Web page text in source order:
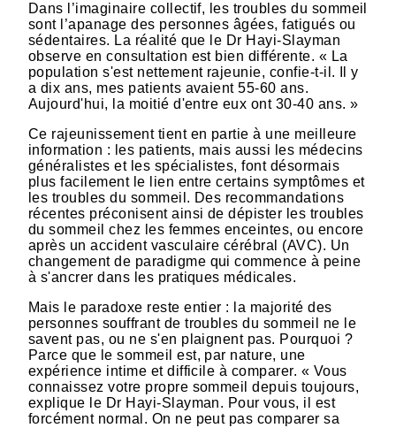
Dans l’imaginaire collectif, les troubles du sommeil
sont l’apanage des personnes âgées, fatigués ou
sédentaires. La réalité que le Dr Hayi-Slayman
observe en consultation est bien différente. « La
population s'est nettement rajeunie, confie-t-il. Il y
a dix ans, mes patients avaient 55-60 ans.
Aujourd'hui, la moitié d'entre eux ont 30-40 ans. »
Ce rajeunissement tient en partie à une meilleure
information : les patients, mais aussi les médecins
généralistes et les spécialistes, font désormais
plus facilement le lien entre certains symptômes et
les troubles du sommeil. Des recommandations
récentes préconisent ainsi de dépister les troubles
du sommeil chez les femmes enceintes, ou encore
après un accident vasculaire cérébral (AVC). Un
changement de paradigme qui commence à peine
à s'ancrer dans les pratiques médicales.
Mais le paradoxe reste entier : la majorité des
personnes souffrant de troubles du sommeil ne le
savent pas, ou ne s'en plaignent pas. Pourquoi ?
Parce que le sommeil est, par nature, une
expérience intime et difficile à comparer. « Vous
connaissez votre propre sommeil depuis toujours,
explique le Dr Hayi-Slayman. Pour vous, il est
forcément normal. On ne peut pas comparer sa